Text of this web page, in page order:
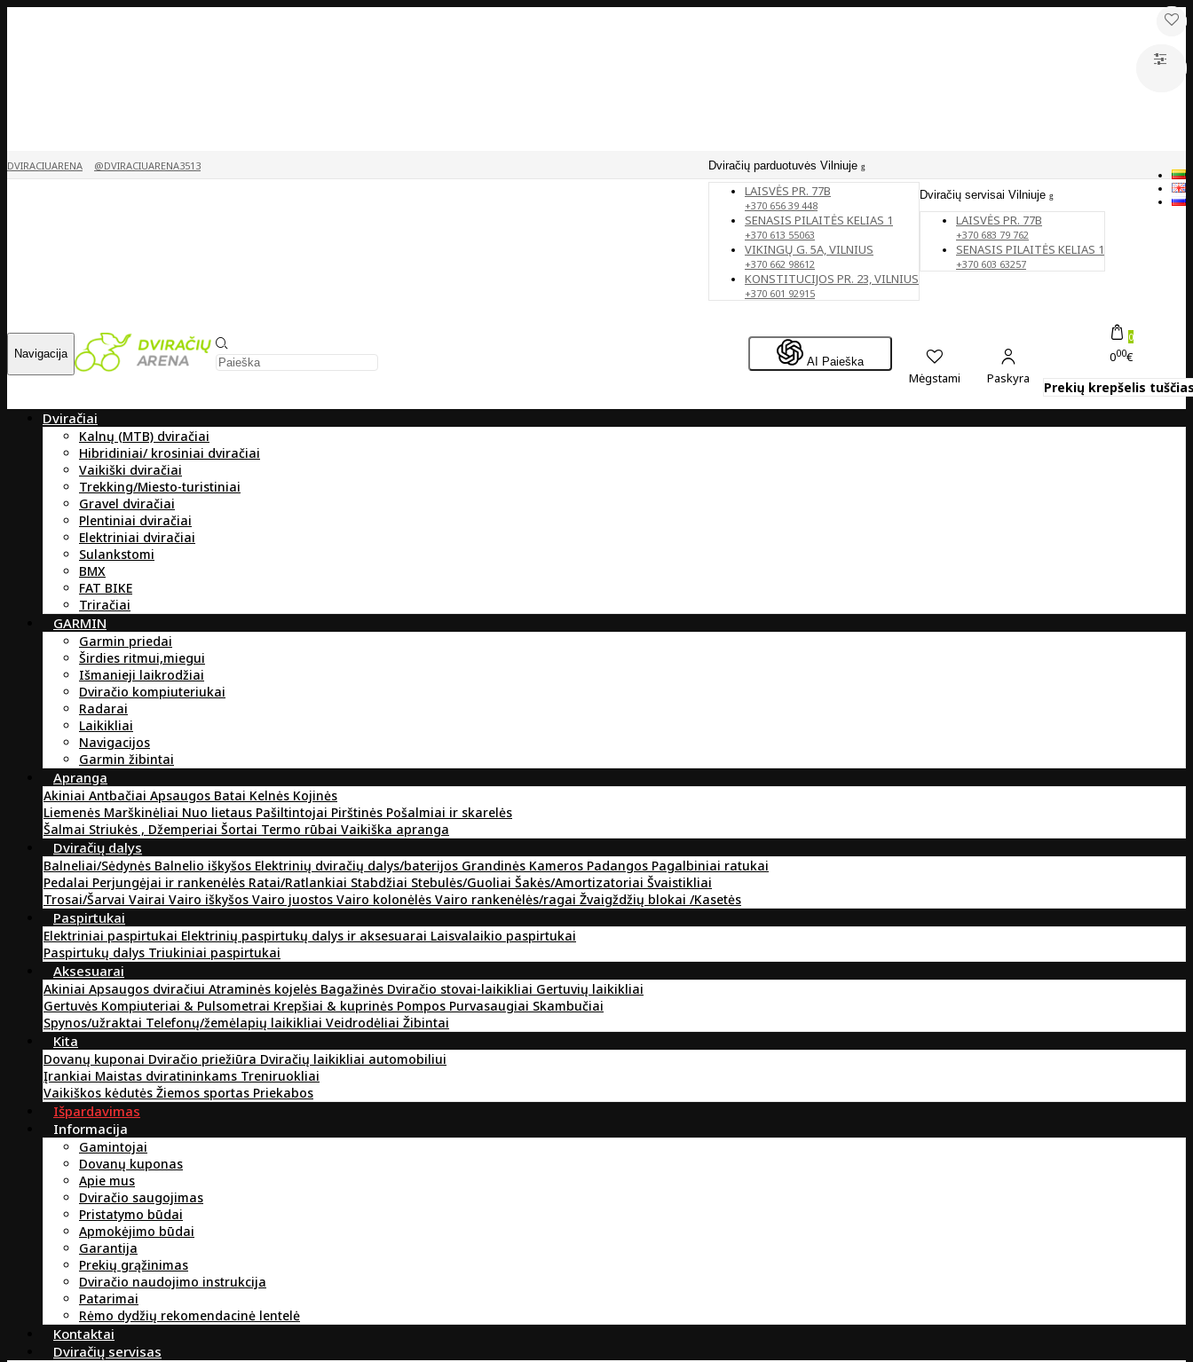
Dviračių parduotuvės Vilniuje
LAISVĖS PR. 77B
+370 656 39 448
SENASIS PILAITĖS KELIAS 1
+370 613 55063
VIKINGŲ G. 5A, VILNIUS
+370 662 98612
KONSTITUCIJOS PR. 23, VILNIUS
+370 601 92915
Dviračių servisai Vilniuje
LAISVĖS PR. 77B
+370 683 79 762
SENASIS PILAITĖS KELIAS 1
+370 603 63257
DVIRACIUARENA @DVIRACIUARENA3513
Navigacija
AI Paieška
Mėgstami Paskyra
0
000€
Prekių krepšelis
Dviračiai
Kalnų (MTB) dviračiai
Hibridiniai/ krosiniai dviračiai
Vaikiški dviračiai
Trekking/Miesto-turistiniai
Gravel dviračiai
Plentiniai dviračiai
Elektriniai dviračiai
Sulankstomi
BMX
FAT BIKE
Triračiai
GARMIN
Garmin priedai
Širdies ritmui,miegui
Išmanieji laikrodžiai
Dviračio kompiuteriukai
Radarai
Laikikliai
Navigacijos
Garmin žibintai
Apranga
Akiniai Antbačiai Apsaugos Batai Kelnės Kojinės
Liemenės Marškinėliai Nuo lietaus Pašiltintojai Pirštinės Pošalmiai ir skarelės
Šalmai Striukės , Džemperiai Šortai Termo rūbai Vaikiška apranga
Dviračių dalys
Balneliai/Sėdynės Balnelio iškyšos Elektrinių dviračių dalys/baterijos Grandinės Kameros Padangos Pagalbiniai ratukai
Pedalai Perjungėjai ir rankenėlės Ratai/Ratlankiai Stabdžiai Stebulės/Guoliai Šakės/Amortizatoriai Švaistikliai
Trosai/Šarvai Vairai Vairo iškyšos Vairo juostos Vairo kolonėlės Vairo rankenėlės/ragai Žvaigždžių blokai /Kasetės
Paspirtukai
Elektriniai paspirtukai Elektrinių paspirtukų dalys ir aksesuarai Laisvalaikio paspirtukai
Paspirtukų dalys Triukiniai paspirtukai
Aksesuarai
Akiniai Apsaugos dviračiui Atraminės kojelės Bagažinės Dviračio stovai-laikikliai Gertuvių laikikliai
Gertuvės Kompiuteriai & Pulsometrai Krepšiai & kuprinės Pompos Purvasaugiai Skambučiai
Spynos/užraktai Telefonų/žemėlapių laikikliai Veidrodėliai Žibintai
Kita
Dovanų kuponai Dviračio priežiūra Dviračių laikikliai automobiliui
Įrankiai Maistas dviratininkams Treniruokliai
Vaikiškos kėdutės Žiemos sportas Priekabos
Išpardavimas
Informacija
Gamintojai
Dovanų kuponas
Apie mus
Dviračio saugojimas
Pristatymo būdai
Apmokėjimo būdai
Garantija
Prekių grąžinimas
Dviračio naudojimo instrukcija
Patarimai
Rėmo dydžių rekomendacinė lentelė
Kontaktai
Dviračių servisas